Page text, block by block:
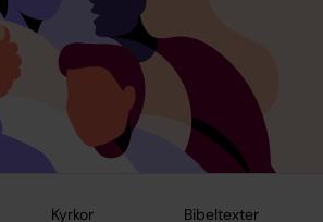
Kyrkor Bibeltexter